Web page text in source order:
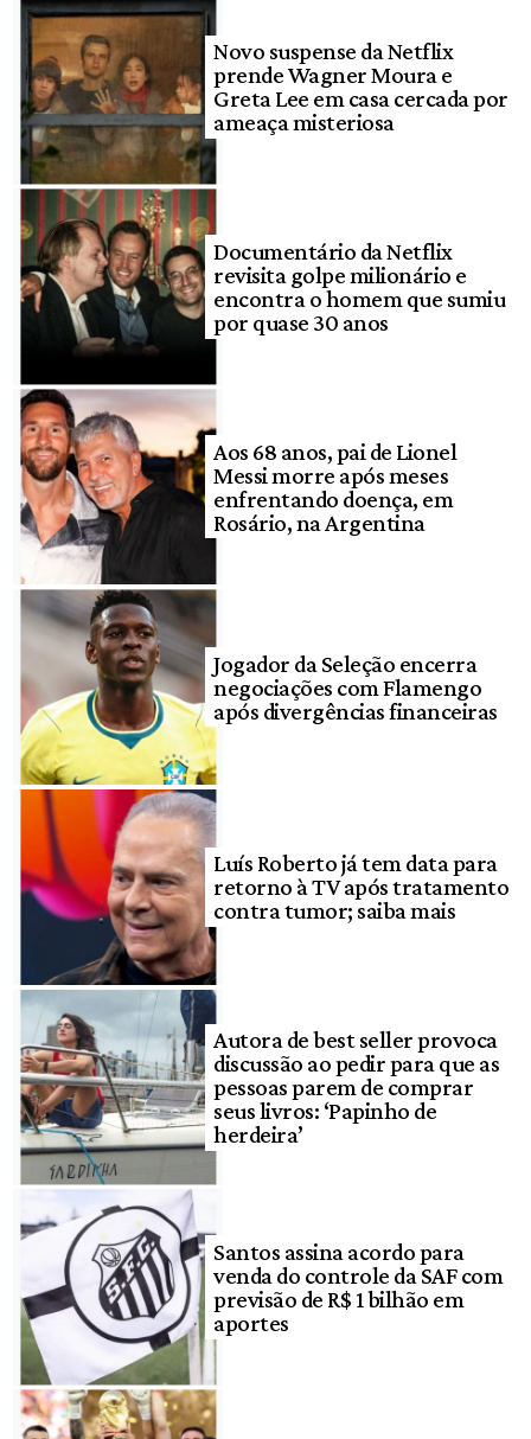
Novo suspense da Netflix
prende Wagner Moura e
Greta Lee em casa cercada por
ameaça misteriosa
Documentário da Netflix
revisita golpe milionário e
encontra o homem que sumiu
por quase 30 anos
Aos 68 anos, pai de Lionel
Messi morre após meses
enfrentando doença, em
Rosário, na Argentina
Jogador da Seleção encerra
negociações com Flamengo
após divergências financeiras
Luís Roberto já tem data para
retorno à TV após tratamento
contra tumor; saiba mais
Autora de best seller provoca
discussão ao pedir para que as
pessoas parem de comprar
seus livros: ‘Papinho de
herdeira’
Santos assina acordo para
venda do controle da SAF com
previsão de R$ 1 bilhão em
aportes